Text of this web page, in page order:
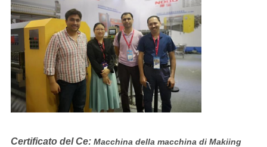
Certificato del Ce: Macchina della macchina di Makiing